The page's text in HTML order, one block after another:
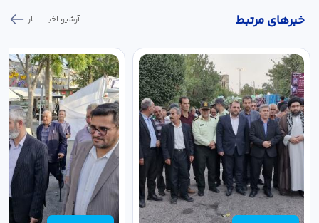
خبر‌های مرتبط آرشیو اخبـــــــــــار